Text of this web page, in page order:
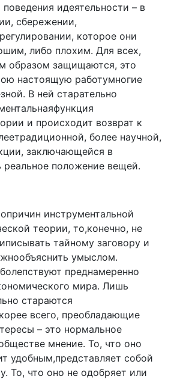
идеятельности – в
сбережении,
которое они
либо плохим. Для всех,
образом защищаются, это
настоящую работумногие
В ней старательно
и происходит возврат к
более научной,
заключающейся в
реальное положение вещей.
инструментальной
теории, то,конечно, не
тайному заговору и
умыслом.
преднаме­ренно
мира. Лишь
стараются
всего, преобладающие
– это нормаль­ное
мнение. То, что оно
удобным,представляет собой
То, что оно не одобряет или